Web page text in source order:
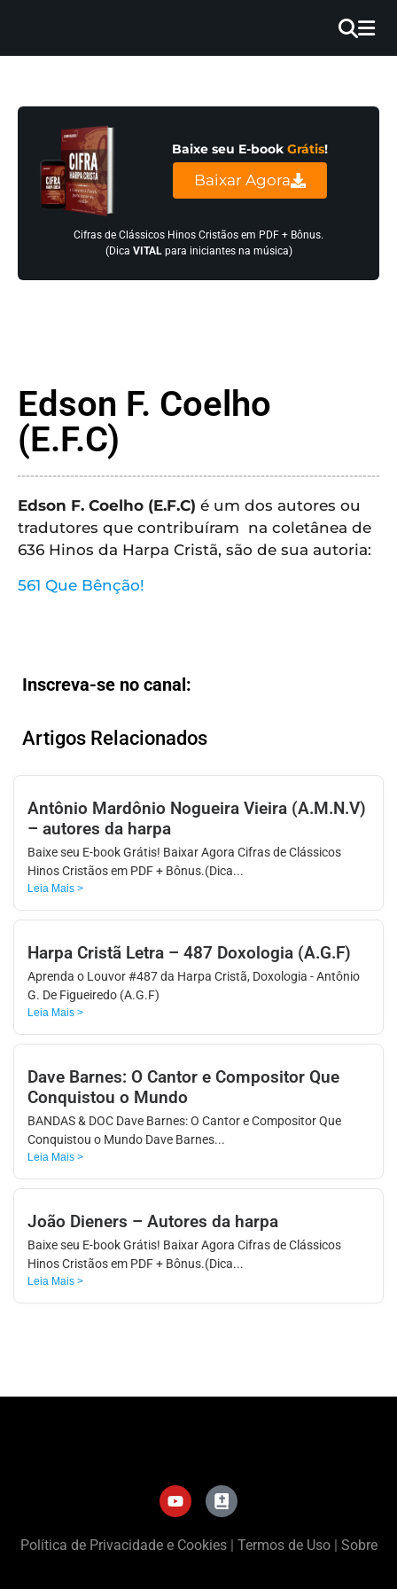
EBOOK
GRÁTIS
GUITAR
CRISTÃOS
TEORIA
MINI
DOC
REVIEW
DA
APP
WINDOWS
Baixe seu E-book Grátis!
Baixar Agora
Cifras de Clássicos Hinos Cristãos em PDF + Bônus.
(Dica VITALpara iniciantes na música)
Edson F. Coelho
(E.F.C)
Edson F. Coelho (E.F.C) é um dos autores ou
tradutores que contribuíram na coletânea de
636 Hinos da Harpa Cristã, são de sua autoria:
561 Que Bênção!
Inscreva-se no canal:
Artigos Relacionados
Antônio Mardônio Nogueira Vieira (A.M.N.V)
– autores da harpa
Baixe seu E-book Grátis! Baixar Agora Cifras de Clássicos
Hinos Cristãos em PDF + Bônus.(Dica...
Leia Mais >
Harpa Cristã Letra – 487 Doxologia (A.G.F)
Aprenda o Louvor #487 da Harpa Cristã, Doxologia - Antônio
G. De Figueiredo (A.G.F)
Leia Mais >
Dave Barnes: O Cantor e Compositor Que
Conquistou o Mundo
BANDAS & DOC Dave Barnes: O Cantor e Compositor Que
Conquistou o Mundo Dave Barnes...
Leia Mais >
João Dieners – Autores da harpa
Baixe seu E-book Grátis! Baixar Agora Cifras de Clássicos
Hinos Cristãos em PDF + Bônus.(Dica...
Leia Mais >
Política de Privacidade e Cookies| Termos de Uso| Sobre